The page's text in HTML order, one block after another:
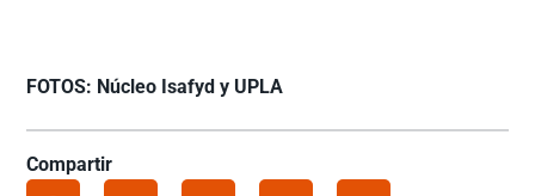
FOTOS: Núcleo Isafyd y UPLA
Compartir